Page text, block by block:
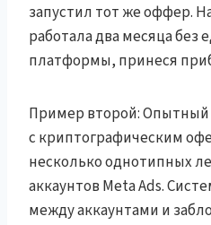
запустил тот же оффер.
работала два месяца без
платформы, принеся
Пример второй: Опытный
с криптографическим
несколько однотипных
аккаунтов Meta Ads.
между аккаунтами и